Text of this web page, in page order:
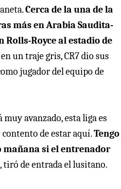
Cerca de la una de la
más en Arabia Saudita-
Rolls-Royce al estadio de
un traje gris, CR7 dio sus
jugador del equipo de
avanzado, esta liga es
de estar aquí.Tengo
mañana si el entrenador
, tiró de entrada el lusitano.